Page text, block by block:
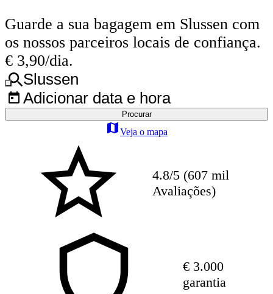
Guarde a sua bagagem em Slussen com
os nossos parceiros locais de confiança.
€ 3,90/dia.
Slussen
Adicionar data e hora
Procurar
Veja o mapa
4.8/5 (607 mil
Avaliações)
€ 3.000
garantia